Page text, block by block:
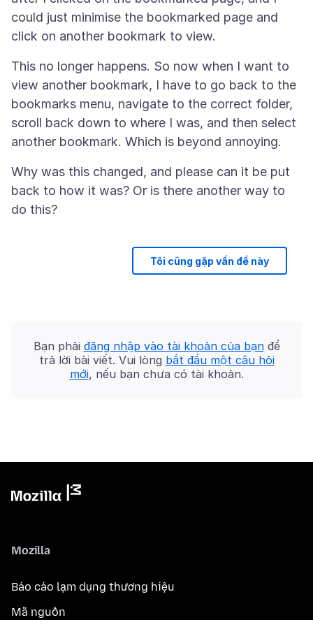
could just minimise the bookmarked page and
This no longer happens. So now when I want to
view another bookmark, I have to go back to the
bookmarks menu, navigate to the correct folder,
scroll back down to where I was, and then select
Why was this changed, and please can it be put
back to how it was? Or is there another way to
Tôi cũng gặp vấn đề này
Bạn phải đăng nhập vào tài khoản của bạnđể
trả lời bài viết. Vui lòng bắt đầu một câu hỏi
mới, nếu bạn chưa có tài khoản.
Mozilla
Báo cáo lạm dụng thương hiệu
Mã nguồn